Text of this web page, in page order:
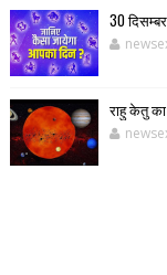
30
राहु केतु का